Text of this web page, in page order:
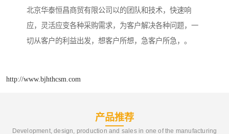
北京华泰恒昌商贸有限公司以的团队和技术，快速响
应，灵活应变各种采购需求，为客户解决各种问题，一
切从客户的利益出发，想客户所想，急客户所急，。
http://www.bjhthcsm.com
产品推荐
Development, design, production and sales in one of the manufacturing